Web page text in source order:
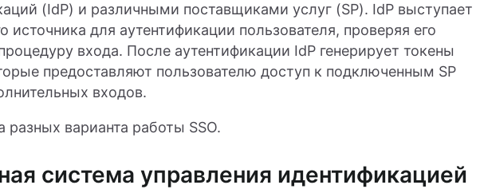
(IdP) и различными поставщиками услуг (SP). IdP выступает
источника для аутентификации пользователя, проверяя его
входа. После аутентификации IdP генерирует токены
предоставляют пользователю доступ к подключенным SP
входов.
варианта работы SSO.
система управления идентификацией